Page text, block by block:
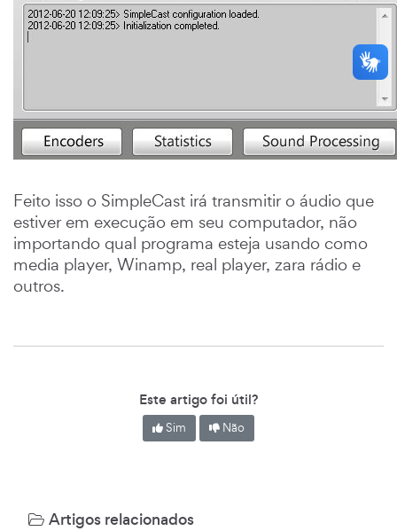
Feito isso o SimpleCast irá transmitir o áudio que
estiver em execução em seu computador, não
importando qual programa esteja usando como
media player, Winamp, real player, zara rádio e
outros.
Este artigo foi útil?
Sim Não
Artigos relacionados